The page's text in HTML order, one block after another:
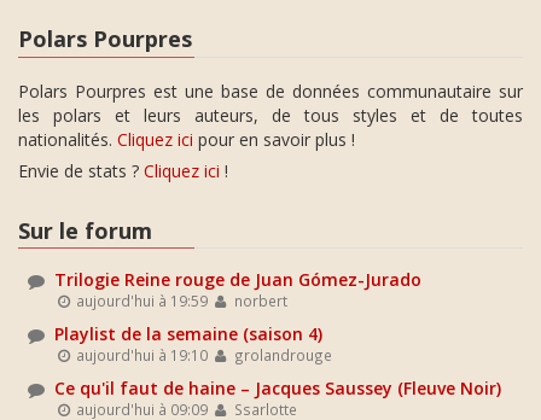
Polars Pourpres
Polars Pourpres est une base de données communautaire sur
les polars et leurs auteurs, de tous styles et de toutes
nationalités. Cliquez ici pour en savoir plus !
Envie de stats ? Cliquez ici !
Sur le forum
Trilogie Reine rouge de Juan Gómez-Jurado
aujourd'hui à 19:59 norbert
Playlist de la semaine (saison 4)
aujourd'hui à 19:10 grolandrouge
Ce qu'il faut de haine – Jacques Saussey (Fleuve Noir)
aujourd'hui à 09:09 Ssarlotte